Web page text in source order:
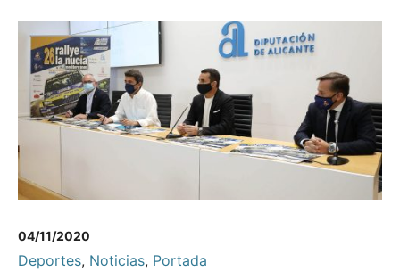
04/11/2020
Deportes, Noticias, Portada